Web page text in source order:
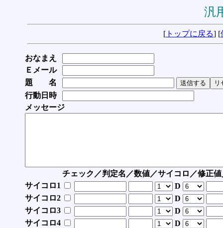
汎
[ トップに戻る] [
おなまえ
Ｅメール
題 名
行動日時
メッセージ
チェック／判定名／数値／サイコロ／修正
サイコロ1
D
サイコロ2
D
サイコロ3
D
サイコロ4
D